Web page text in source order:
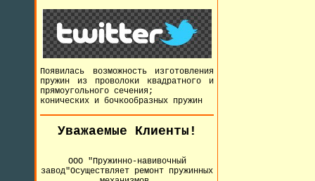
Появилась возможность изготовления
пружин из проволоки квадратного и
прямоугольного сечения;
конических и бочкообразных пружин
Уважаемые Клиенты!
ООО "Пружинно-навивочный
завод"Осуществляет ремонт пружинных